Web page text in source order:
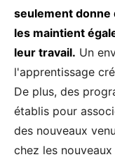
seulement donne
les maintient
leur travail. Un
l'apprentissage
De plus, des
établis pour
des nouveaux
chez les